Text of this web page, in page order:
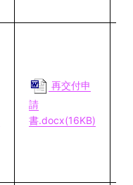
再交付申
請
書.docx(16KB)